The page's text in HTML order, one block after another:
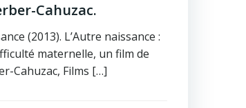
Cahuzac.
(2013). L’Autre naissance :
maternelle, un film de
Cahuzac, Films […]